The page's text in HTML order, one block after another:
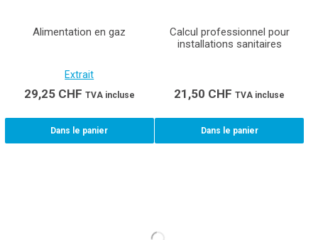
Alimentation en gaz
Extrait
29,25 CHF TVA incluse
Dans le panier
Calcul professionnel pour
installations sanitaires
21,50 CHF TVA incluse
Dans le panier